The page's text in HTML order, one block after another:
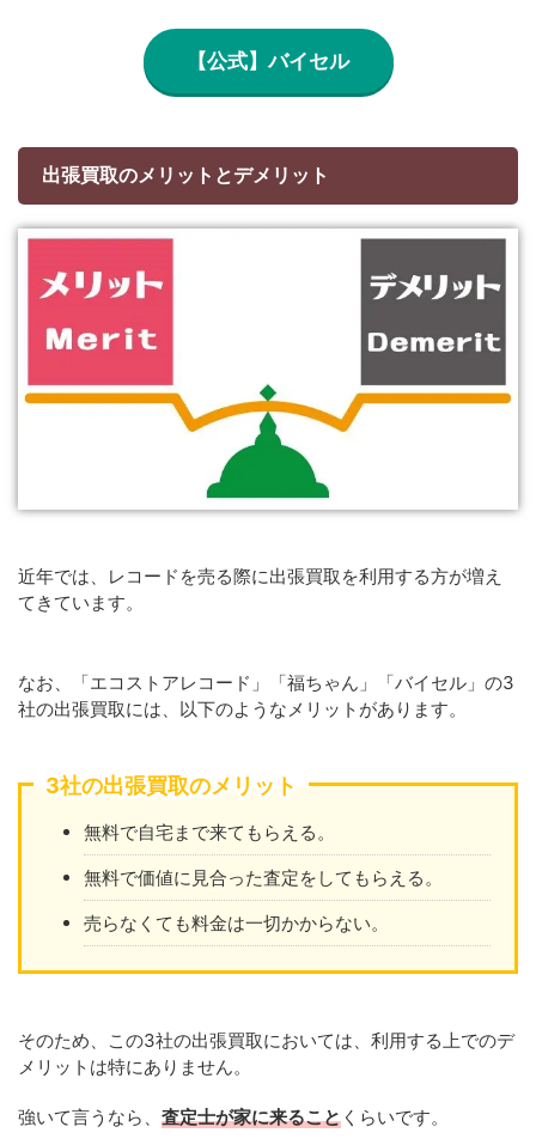
【公式】バイセル
出張買取のメリットとデメリット
近年では、レコードを売る際に出張買取を利用する方が増え
てきています。
なお、「エコストアレコード」「福ちゃん」「バイセル」の3
社の出張買取には、以下のようなメリットがあります。
3社の出張買取のメリット
無料で自宅まで来てもらえる。
無料で価値に見合った査定をしてもらえる。
売らなくても料金は一切かからない。
そのため、この3社の出張買取においては、利用する上でのデ
メリットは特にありません。
強いて言うなら、 査定士が家に来ること くらいです。